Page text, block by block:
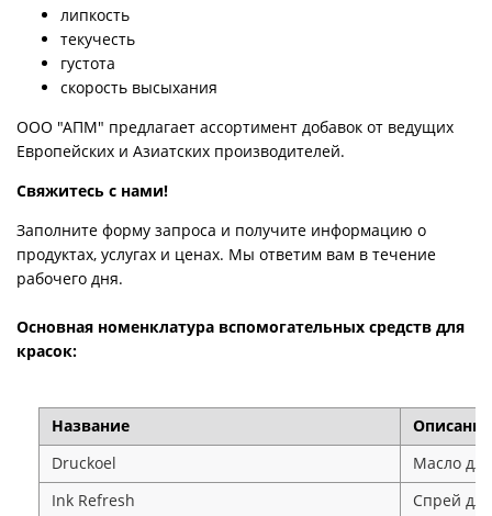
липкость
текучесть
густота
скорость высыхания
ООО "АПМ" предлагает ассортимент добавок от ведущих
Европейских и Азиатских производителей.
Свяжитесь с нами!
Заполните форму запроса и получите информацию о
продуктах, услугах и ценах. Мы ответим вам в течение
рабочего дня.
Основная номенклатура вспомогательных средств для
красок:
Название
Описание
Druckoel
Масло
Ink Refresh
Спрей